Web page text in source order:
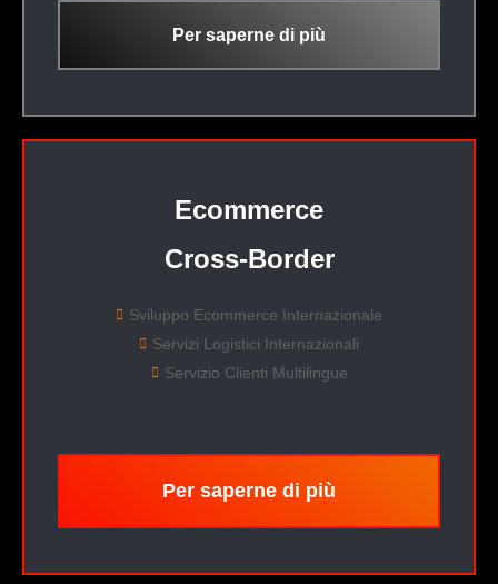
Per saperne di più
Ecommerce
Cross-Border
Sviluppo Ecommerce Internazionale
Servizi Logistici Internazionali
Servizio Clienti Multilingue
Per saperne di più